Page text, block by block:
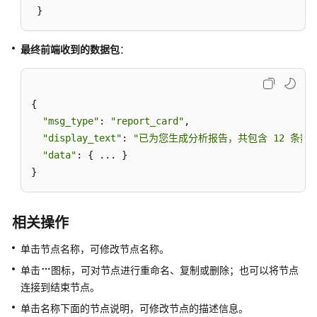
输
器
问
象
取
异
常
}
最终前端收到的数据包：
{
"msg_type" : "report_card" ,
"display_text" :
"已为您生成分析报告，共包含 12 条数
"data" : { ... }
}
相关操作
单击节点名称，可修改节点名称。
单击
图标，可对节点进行重命名、复制或删除；也可以将节点
连接到结束节点。
单击名称下面的节点说明，可修改节点的描述信息。